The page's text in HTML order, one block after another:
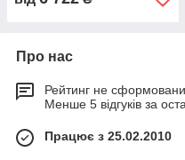
Про нас
Рейтинг не
Менше 5 відгуків за
Працює з 25.02.2010